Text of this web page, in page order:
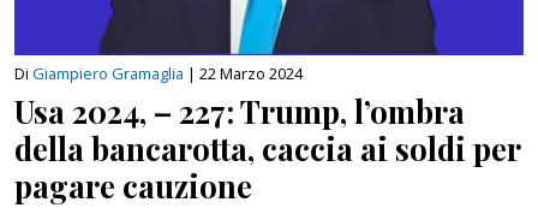
Di Giampiero Gramaglia | 22 Marzo 2024
Usa 2024, – 227: Trump, l’ombra
della bancarotta, caccia ai soldi per
pagare cauzione